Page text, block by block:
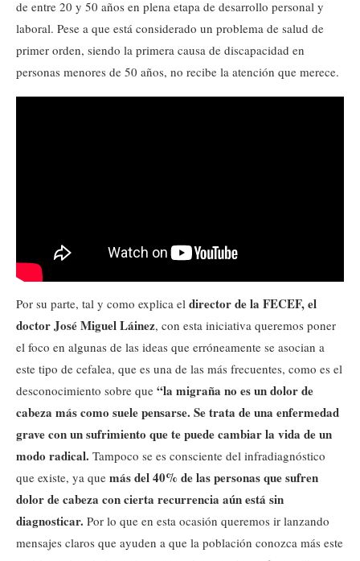
de entre 20 y 50 años en plena etapa de desarrollo personal y
laboral. Pese a que está considerado un problema de salud de
primer orden, siendo la primera causa de discapacidad en
personas menores de 50 años, no recibe la atención que merece.
Por su parte, tal y como explica el director de la FECEF, el
doctor José Miguel Láinez, con esta iniciativa queremos poner
el foco en algunas de las ideas que erróneamente se asocian a
este tipo de cefalea, que es una de las más frecuentes, como es el
desconocimiento sobre que “la migraña no es un dolor de
cabeza más como suele pensarse. Se trata de una enfermedad
grave con un sufrimiento que te puede cambiar la vida de un
modo radical. Tampoco se es consciente del infradiagnóstico
que existe, ya que más del 40% de las personas que sufren
dolor de cabeza con cierta recurrencia aún está sin
diagnosticar. Por lo que en esta ocasión queremos ir lanzando
mensajes claros que ayuden a que la población conozca más este